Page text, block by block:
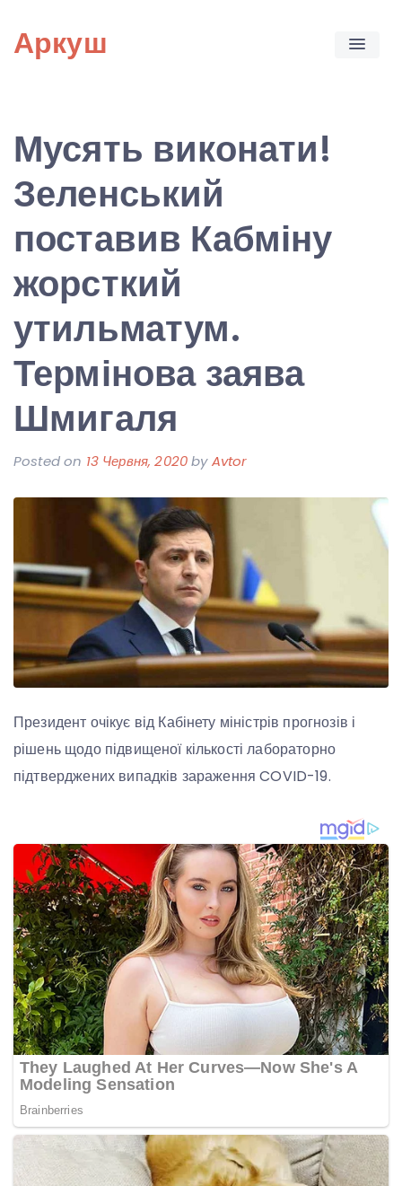
content
Аркуш
Мусять виконати!
Зеленський
поставив Кабміну
жорсткий
утильматум.
Термінова заява
Шмигаля
Posted on 13 Червня, 2020byAvtor
Президент очікує від Кабінету міністрів прогнозів і
рішень щодо підвищеної кількості лабораторно
підтверджених випадків зараження COVID-19.